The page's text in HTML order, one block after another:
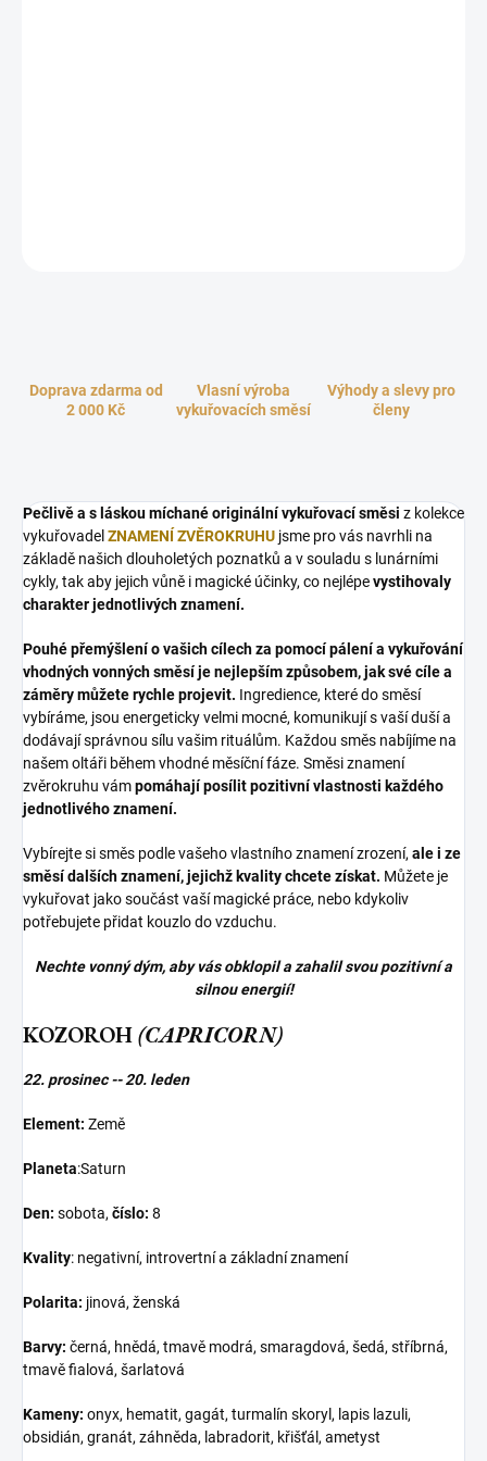
Doprava zdarma od
2 000 Kč
Vlasní výroba
vykuřovacích směsí
Výhody a slevy pro
členy
Pečlivě a s láskou míchané originální vykuřovací směsi z kolekce
vykuřovadel ZNAMENÍ ZVĚROKRUHU jsme pro vás navrhli na
základě našich dlouholetých poznatků a v souladu s lunárními
cykly, tak aby jejich vůně i magické účinky, co nejlépevystihovaly
charakter jednotlivých znamení.
Pouhé přemýšlení o vašich cílech za pomocí pálení a vykuřování
vhodných vonných směsí je nejlepším způsobem, jak své cíle a
záměry můžete rychle projevit. Ingredience, které do směsí
vybíráme, jsou energeticky velmi mocné, komunikují s vaší duší a
dodávají správnou sílu vašim rituálům. Každou směs nabíjíme na
našem oltáři během vhodné měsíční fáze. Směsi znamení
zvěrokruhu vámpomáhají posílit pozitivní vlastnosti každého
jednotlivého znamení.
Vybírejte si směs podle vašeho vlastního znamení zrození, ale i ze
směsí dalších znamení, jejichž kvality chcete získat. Můžete je
vykuřovat jako součást vaší magické práce, nebo kdykoliv
potřebujete přidat kouzlo do vzduchu.
Nechte vonný dým, aby vás obklopil a zahalil svou pozitivní a
silnou energií!
KOZOROH(CAPRICORN)
22. prosinec -- 20. leden
Element: Země
Planeta:Saturn
Den: sobota, číslo: 8
Kvality: negativní, introvertní a základní znamení
Polarita: jinová, ženská
Barvy: černá, hnědá, tmavě modrá, smaragdová, šedá, stříbrná,
tmavě fialová, šarlatová
Kameny: onyx, hematit, gagát, turmalín skoryl, lapis lazuli,
obsidián, granát, záhněda, labradorit, křišťál, ametyst